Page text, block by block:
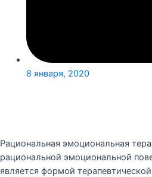
8 января, 2020
Рациональная эмоциональная
рациональной эмоциональной
является формой